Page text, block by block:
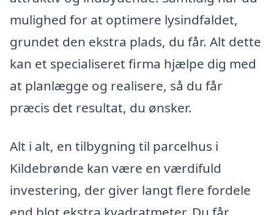
mulighed for at optimere lysindfaldet,
grundet den ekstra plads, du får. Alt dette
kan et specialiseret firma hjælpe dig med
at planlægge og realisere, så du får
præcis det resultat, du ønsker.
Alt i alt, en tilbygning til parcelhus i
Kildebrønde kan være en værdifuld
investering, der giver langt flere fordele